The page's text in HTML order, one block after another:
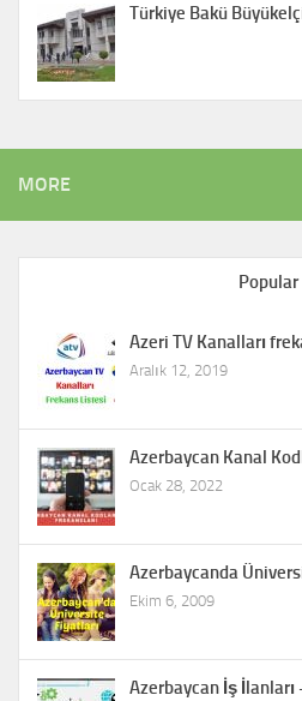
Türkiye Bakü
MORE
Popular
Azeri TV Kanalları
Aralık 12, 2019
Azerbaycan Kanal
Ocak 28, 2022
Azerbaycanda
Ekim 6, 2009
Azerbaycan İş